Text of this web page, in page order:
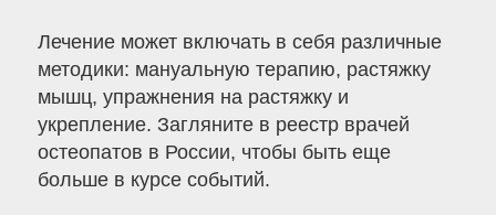
Лечение может включать в себя различные
методики: мануальную терапию, растяжку
мышц, упражнения на растяжку и
укрепление. Загляните в реестр врачей
остеопатов в России, чтобы быть еще
больше в курсе событий.